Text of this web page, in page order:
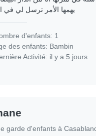
يهمها الأمر ترسل لي في
d'enfants: 1
des enfants: Bambin
Activité: il y a 5 jours
garde d'enfants à